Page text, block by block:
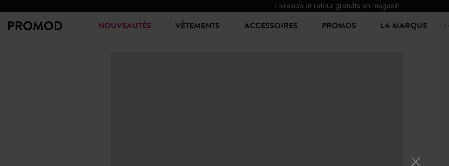
Livraison et retour gratuits en magasin
NOUVEAUTÉS VÊTEMENTS ACCESSOIRES PROMOS LA MARQUE